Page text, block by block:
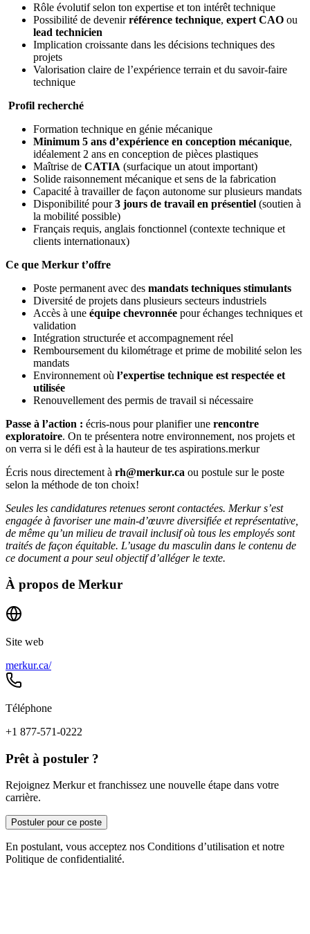
Rôle évolutif selon ton expertise et ton intérêt technique
Possibilité de devenirréférence technique, expert CAO ou
lead technicien
Implication croissante dans les décisions techniques des
projets
Valorisation claire de l’expérience terrain et du savoir-faire
technique
Profil recherché
Formation technique en génie mécanique
Minimum 5 ans d’expérience en conception mécanique,
idéalement 2 ans en conception de pièces plastiques
Maîtrise de CATIA (surfacique un atout important)
Solide raisonnement mécanique et sens de la fabrication
Capacité à travailler de façon autonome sur plusieurs mandats
Disponibilité pour3 jours de travail en présentiel (soutien à
la mobilité possible)
Français requis, anglais fonctionnel (contexte technique et
clients internationaux)
Ce que Merkur t’offre
Poste permanent avec des mandats techniques stimulants
Diversité de projets dans plusieurs secteurs industriels
Accès à une équipe chevronnée pour échanges techniques et
validation
Intégration structurée et accompagnement réel
Remboursement du kilométrage et prime de mobilité selon les
mandats
Environnement où l’expertise technique est respectée et
utilisée
Renouvellement des permis de travail si nécessaire
Passe à l’action : écris-nous pour planifier une rencontre
exploratoire. On te présentera notre environnement, nos projets et
on verra si le défi est à la hauteur de tes aspirations.merkur
Écris nous directement à rh@merkur.ca ou postule sur le poste
selon la méthode de ton choix!
Seules les candidatures retenues seront contactées. Merkur s’est
engagée à favoriser une main-d’œuvre diversifiée et représentative,
de même qu’un milieu de travail inclusif où tous les employés sont
traités de façon équitable. L’usage du masculin dans le contenu de
ce document a pour seul objectif d’alléger le texte.
À propos de Merkur
Site web
merkur.ca/
Téléphone
+1 877-571-0222
Prêt à postuler ?
Rejoignez Merkur et franchissez une nouvelle étape dans votre
carrière.
Postuler pour ce poste
En postulant, vous acceptez nos Conditions d’utilisation et notre
Politique de confidentialité.